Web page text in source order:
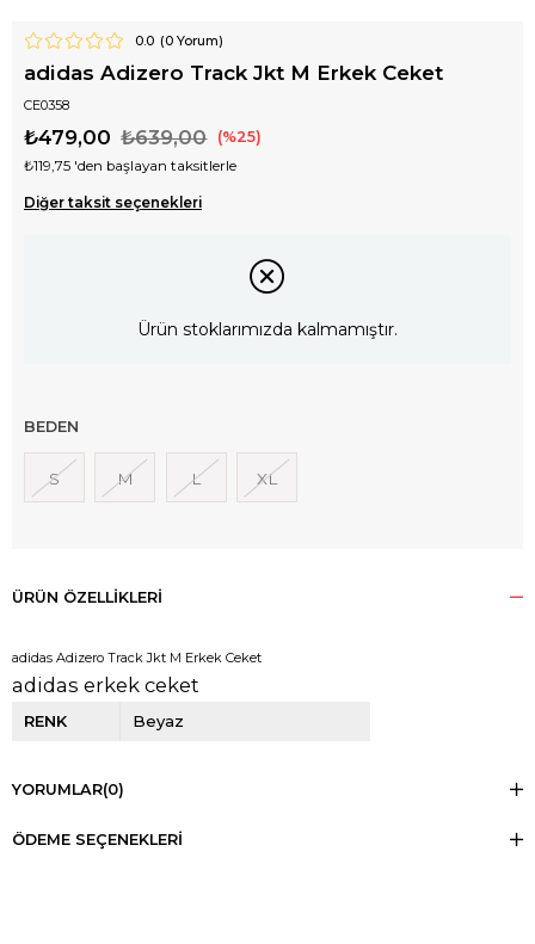
0.0 (0Yorum)
adidas Adizero Track Jkt M Erkek Ceket
CE0358
₺639,00
₺479,00 25
₺119,75 'den başlayan taksitlerle
Diğer taksit seçenekleri
Ürün stoklarımızda kalmamıştır.
BEDEN
S M L XL
ÜRÜN ÖZELLIKLERI
adidas Adizero Track Jkt M Erkek Ceket
adidas erkek ceket
RENK Beyaz
YORUMLAR(0)
ÖDEME SEÇENEKLERI